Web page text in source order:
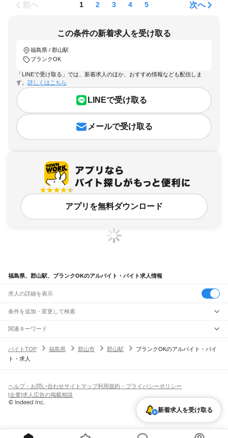
前へ 1 2 3 4 5 次へ
この条件の新着求人を受け取る
福島県 / 郡山駅
ブランクOK
「LINEで受け取る」では、新着求人のほか、おすすめ情報なども配信しま
す。 詳しくはこちら
LINEで受け取る
メールで受け取る
アプリを無料ダウンロード
福島県、郡山駅、ブランクOKのアルバイト・バイト求人情報
求人の詳細を表示
条件を追加・変更して検索
市区町村を追加・変更
福島県すべて
福島市
駅を追加・変更
東福島駅伊達駅桑折駅藤田駅貝田駅
山形線
郡山駅
喜久田駅安子ケ島駅 磐梯熱海駅中山宿駅 猪苗代湖畔駅
職種を追加・変更
飲食・フードサービスすべて
ホールスタッフキッチンスタッフ
パン屋（ベーカリー）
バー（BAR）・バーテンダー
飲食店（店長・マネージャー）
営業テレフォンアポインター（テレアポ） ルートセールス
人気
日払いOK高校生歓迎 髪型・髪色自由
留学生・外国人活躍中
シフト
雇用形態を追加・変更
派遣社員
関連キーワード
バイトTOP
福島県 郡山市 郡山駅
ブランクOKのアルバイト・バイ
ト・求人
新着求人を受け取る
ヘルプ・お問い合わせサイトマップ利用規約・プライバシーポリシー
[企業]求人広告の掲載相談